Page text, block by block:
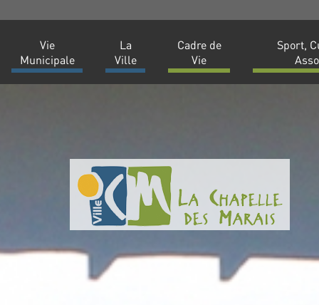
Vie
Municipale
La
Ville
Cadre de
Vie
Sport,